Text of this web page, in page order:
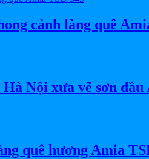
cảnh làng quê
Nội xưa vẽ sơn dầu
quê hương Amia